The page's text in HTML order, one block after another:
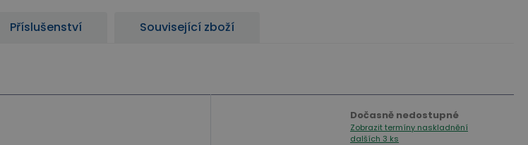
Příslušenství Související zboží
Dočasně nedostupné
Zobrazit termíny naskladnění
dalších 3 ks